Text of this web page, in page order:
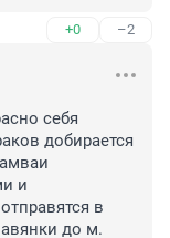
+0 –2
себя
добирается
и
в
до м.